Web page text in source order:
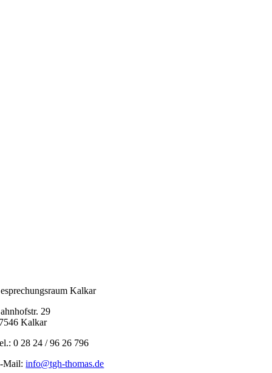
Kalkar
29
Kalkar
0 28 24 / 96 26 796
Mail:info@tgh-thomas.de